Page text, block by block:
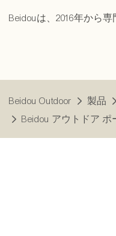
Beidouは、2016年から
Beidou Outdoor 製品
Beidou アウトドア